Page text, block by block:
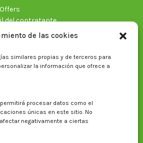
de las cookies
similares propias y de terceros para
la información que ofrece a
procesar datos como el
únicas en este sitio. No
negativamente a ciertas
del contratante
on CITA website